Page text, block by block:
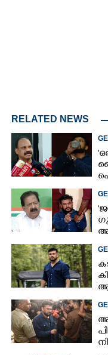
RELATED NEWS